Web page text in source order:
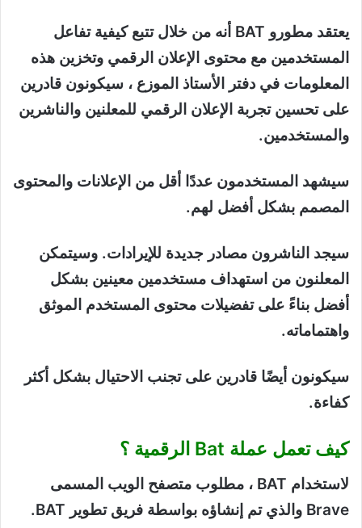
يعتقد مطورو BAT أنه من خلال تتبع كيفية تفاعل
المستخدمين مع محتوى الإعلان الرقمي وتخزين هذه
المعلومات في دفتر الأستاذ الموزع ، سيكونون قادرين
على تحسين تجربة الإعلان الرقمي للمعلنين والناشرين
والمستخدمين.
سيشهد المستخدمون عددًا أقل من الإعلانات والمحتوى
المصمم بشكل أفضل لهم.
سيجد الناشرون مصادر جديدة للإيرادات. وسيتمكن
المعلنون من استهداف مستخدمين معينين بشكل
أفضل بناءً على تفضيلات محتوى المستخدم الموثق
واهتماماته.
سيكونون أيضًا قادرين على تجنب الاحتيال بشكل أكثر
كفاءة.
كيف تعمل عملة Bat الرقمية ؟
لاستخدام BAT ، مطلوب متصفح الويب المسمى
Brave والذي تم إنشاؤه بواسطة فريق تطوير BAT.